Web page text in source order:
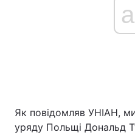
Як повідомляв УНІАН,
уряду Польщі Дональд